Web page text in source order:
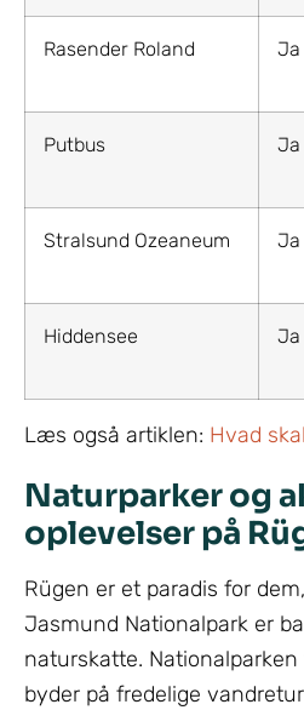
Rasender Roland Ja
Putbus Ja
Stralsund Ozeaneum Ja
Hiddensee Ja
Læs også artiklen: Hvad
Naturparker og
oplevelser på
Rügen er et paradis for
Jasmund Nationalpark er
naturskatte.
byder på fredelige